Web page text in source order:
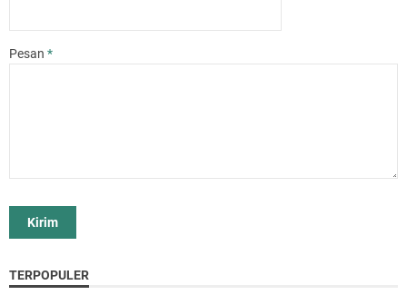
Pesan *
TERPOPULER